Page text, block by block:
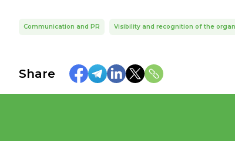
Communication and PR Visibility and recognition of the
Share